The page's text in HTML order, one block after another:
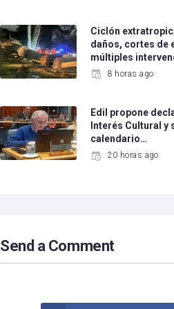
Ciclón
daños, cortes de
múltiples
8 horas ago
Edil propone
Interés Cultural y
calendario…
20 horas ago
Send a Comment